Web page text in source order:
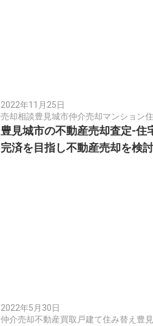
2022年11月25日
売却相談豊見城市仲介売却マンション
豊見城市の不動産売却査定-住
完済を目指し不動産売却を検討
2022年5月30日
仲介売却不動産買取 戸建て住み替え 豊